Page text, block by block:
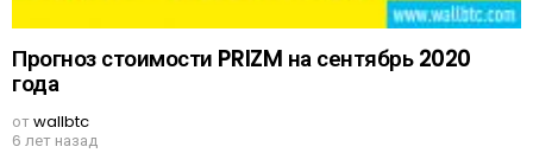
Прогноз стоимости PRIZM на сентябрь 2020
года
отwallbtc
6 лет назад